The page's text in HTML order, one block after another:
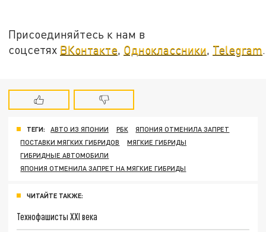
Присоединяйтесь к нам в
соцсетях ВКонтакте, Одноклассники, Telegram.
ТЕГИ: АВТО ИЗ ЯПОНИИ РБК
ЯПОНИЯ ОТМЕНИЛА ЗАПРЕТ
ПОСТАВКИ МЯГКИХ ГИБРИДОВ
МЯГКИЕ ГИБРИДЫ
ГИБРИДНЫЕ АВТОМОБИЛИ
ЯПОНИЯ ОТМЕНИЛА ЗАПРЕТ НА МЯГКИЕ ГИБРИДЫ
ЧИТАЙТЕ ТАКЖЕ:
Технофашисты XXI века